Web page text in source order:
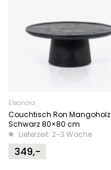
Eleonora
Couchtisch Ron Mangoholz
Schwarz 80×80 cm
Lieferzeit: 2-3 Woche
349,-